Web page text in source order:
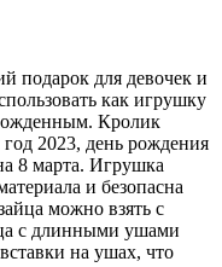
подарок для девочек и
как игрушку
Кролик
2023, день рождения
8 марта. Игрушка
и безопасна
можно взять с
с длинными ушами
на ушах, что